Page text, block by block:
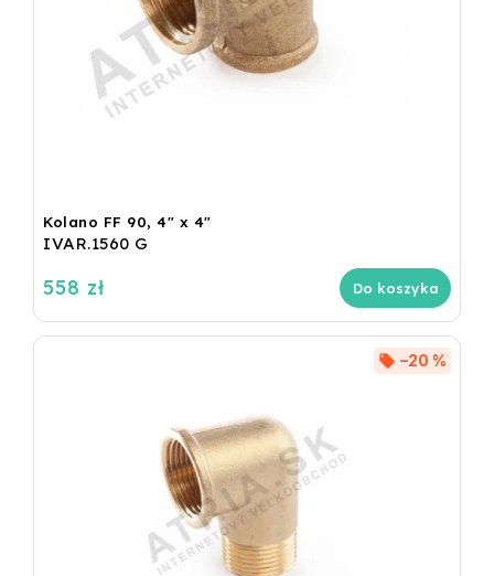
Kolano FF 90, 4" x 4"
IVAR.1560 G
558 zł Do koszyka
–20 %